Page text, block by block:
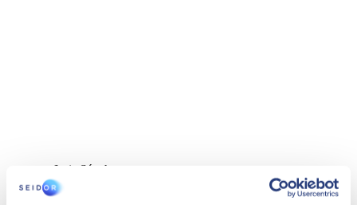
Luis Sánchez
Responsable equipo